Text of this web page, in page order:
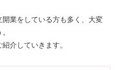
業をしている方も多く、大変
介していきます。